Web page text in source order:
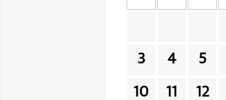
3 4 5
10 11 12